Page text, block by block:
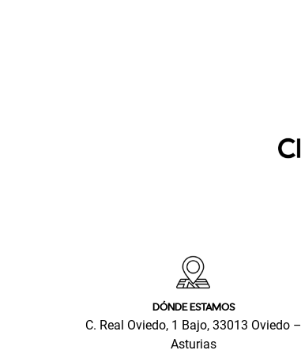
DÓNDE ESTAMOS
C. Real Oviedo, 1 Bajo, 33013 Oviedo –
Asturias